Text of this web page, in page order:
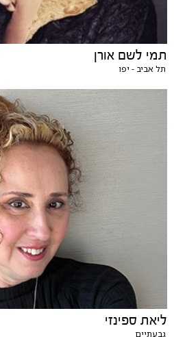
תמי לשם אורן
תל אביב - יפו
ליאת ספינזי
גבעתיים